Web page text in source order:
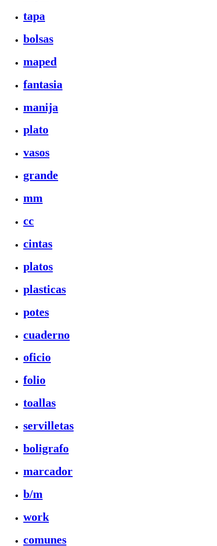
tapa
bolsas
maped
fantasia
manija
plato
vasos
grande
mm
cc
cintas
platos
plasticas
potes
cuaderno
oficio
folio
toallas
servilletas
boligrafo
marcador
b/m
work
comunes